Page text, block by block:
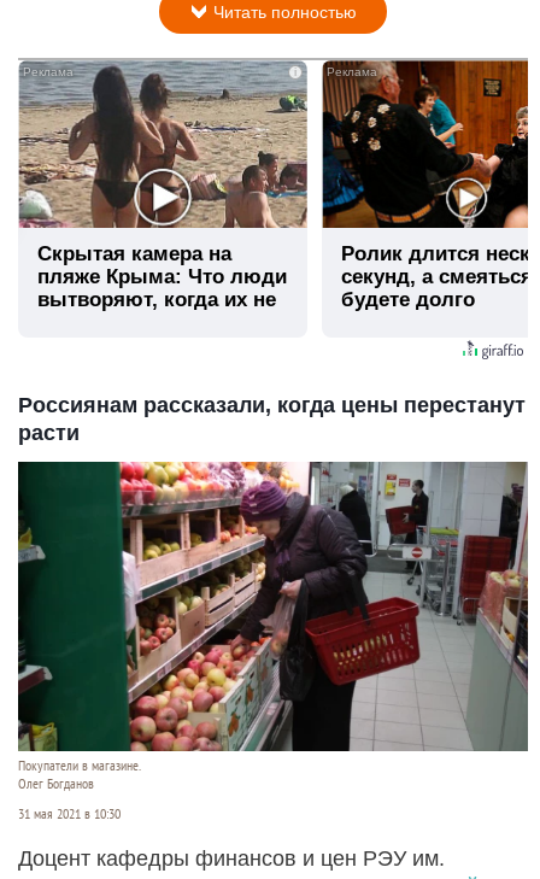
Читать полностью
i
Скрытая камера на
пляже Крыма: Что люди
вытворяют, когда их не
Ролик длится
секунд, а
будете долго
Россиянам рассказали, когда цены перестанут
расти
Покупатели в магазине.
Олег Богданов
31 мая 2021 в 10:30
Доцент кафедры финансов и цен РЭУ им.